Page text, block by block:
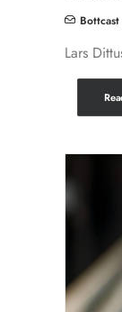
Lars